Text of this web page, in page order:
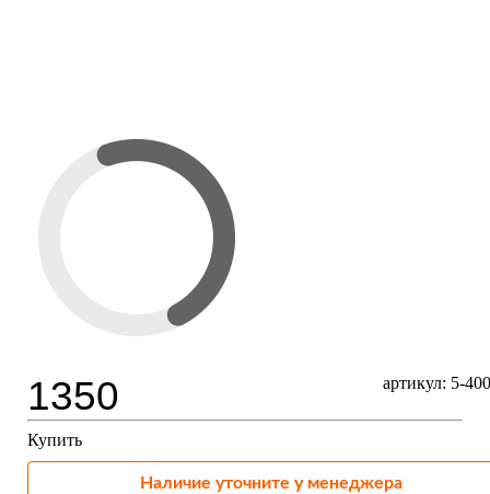
артикул: 5-
1350
Купить
Наличие уточните у менеджера